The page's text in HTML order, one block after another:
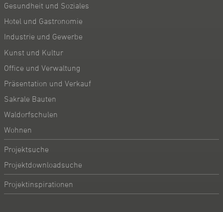
Gesundheit und Soziales
Hotel und Gastronomie
Industrie und Gewerbe
Kunst und Kultur
Office und Verwaltung
Präsentation und Verkauf
Sakrale Bauten
Waldorfschulen
Wohnen
Projektsuche
Projektdownloadsuche
Projektinspirationen